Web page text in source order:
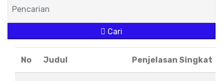
Cari
No Judul Penjelasan Singkat